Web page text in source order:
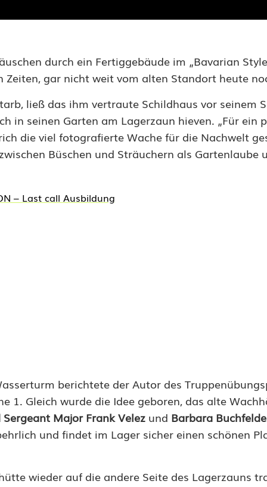
durch ein Fertiggebäude im „Bavarian
Zeiten, gar nicht weit vom alten Standort heute
ließ das ihm vertraute Schildhaus vor seinem
in seinen Garten am Lagerzaun hieven. „Für ein
die viel fotografierte Wache für die Nachwelt
Büschen und Sträuchern als Gartenlaube
berichtete der Autor des
1. Gleich wurde die Idee geboren, das alte
Major Frank Velez und Barbara
und findet im Lager sicher einen schönen
wieder auf die andere Seite des Lagerzauns